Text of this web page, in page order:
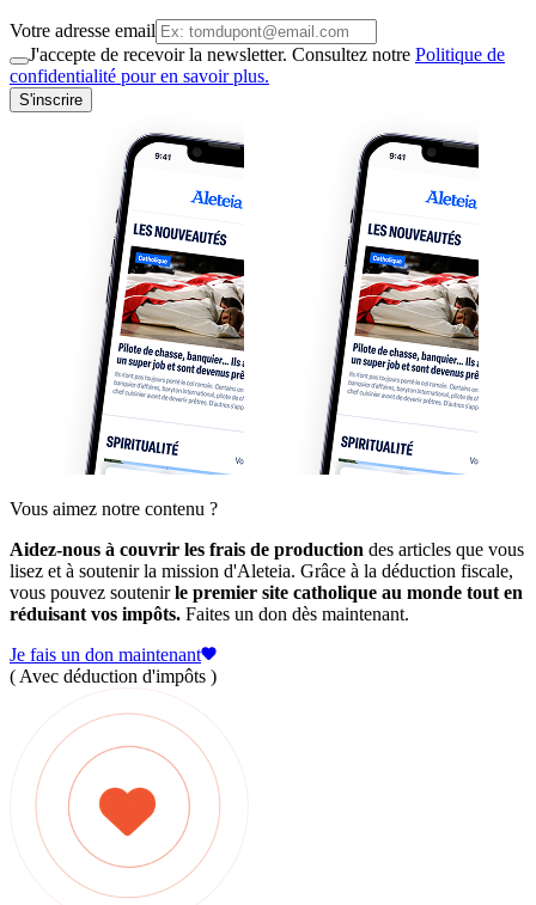
Votre adresse email
J'accepte de recevoir la newsletter. Consultez notre Politique de
confidentialité pour en savoir plus.
S'inscrire
Vous aimez notre contenu ?
Aidez-nous à couvrir les frais de production des articles que vous
lisez et à soutenir la mission d'Aleteia. Grâce à la déduction fiscale,
vous pouvez soutenirle premier site catholique au monde tout en
réduisant vos impôts. Faites un don dès maintenant.
Je fais un don maintenant
( Avec déduction d'impôts )